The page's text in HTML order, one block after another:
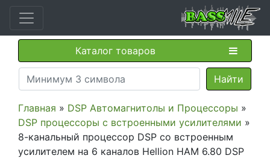
Каталог товаров
Главная » DSP Автомагнитолы и Процессоры »
DSP процессоры с встроенными усилителями »
8-канальный процессор DSP со встроенным
усилителем на 6 каналов Hellion HAM 6.80 DSP